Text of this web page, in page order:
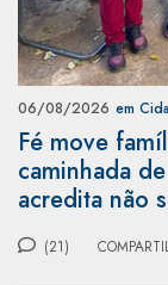
06/08/2026 em
Fé move
caminhada
acredita não
(21)